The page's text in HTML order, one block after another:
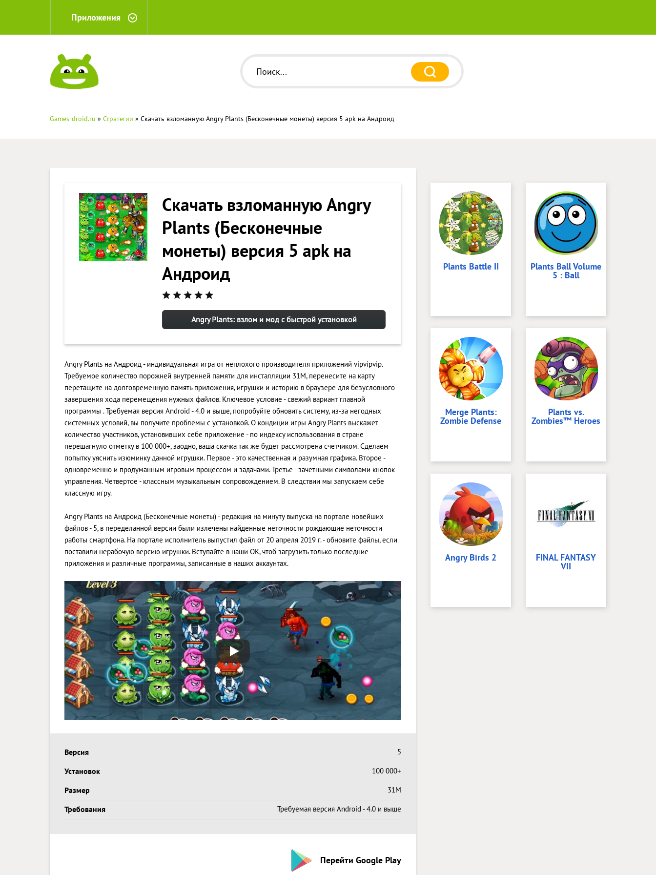
Приложения
Games-droid.ru » Стратегии » Скачать взломанную Angry Plants (Бесконечные монеты) версия 5 apk на Андроид
Скачать взломанную Angry
Plants (Бесконечные
монеты) версия 5 apk на
Андроид
Angry Plants: взлом и мод с быстрой установкой
Angry Plants на Андроид - индивидуальная игра от неплохого производителя приложений vipvipvip.
Требуемое количество порожней внутренней памяти для инсталляции 31M, перенесите на карту
перетащите на долговременную память приложения, игрушки и историю в браузере для безусловного
завершения хода перемещения нужных файлов. Ключевое условие - свежий вариант главной
программы . Требуемая версия Android - 4.0 и выше, попробуйте обновить систему, из-за негодных
системных условий, вы получите проблемы с установкой. О кондиции игры Angry Plants выскажет
количество участников, установивших себе приложение - по индексу использования в стране
перешагнуло отметку в 100 000+, заодно, ваша скачка так же будет рассмотрена счетчиком. Сделаем
попытку уяснить изюминку данной игрушки. Первое - это качественная и разумная графика. Второе -
одновременно и продуманным игровым процессом и задачами. Третье - зачетными символами кнопок
управления. Четвертое - классным музыкальным сопровождением. В следствии мы запускаем себе
классную игру.
Angry Plants на Андроид (Бесконечные монеты) - редакция на минуту выпуска на портале новейших
файлов - 5, в переделанной версии были излечены найденные неточности рождающие неточности
работы смартфона. На портале исполнитель выпустил файл от 20 апреля 2019 г. - обновите файлы, если
поставили нерабочую версию игрушки. Вступайте в наши OK, чтоб загрузить только последние
приложения и различные программы, записанные в наших аккаунтах.
Версия 5
Установок 100 000+
Размер 31M
Требования Требуемая версия Android - 4.0 и выше
Перейти Google Play
Plants Battle II Plants Ball Volume
5 : Ball
Merge Plants:
Zombie Defense
Plants vs.
Zombies™ Heroes
Angry Birds 2 FINAL FANTASY
VII